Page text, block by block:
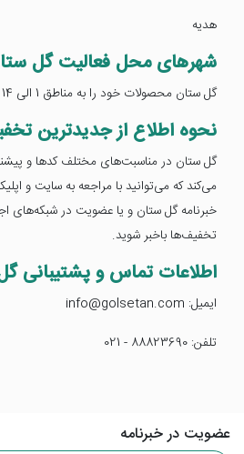
هدیه
شهرهای محل فعالیت گل
گل ستان محصولات خود را به مناطق 1 الی 14 شهر تهران ارسال می‌کند.
نحوه اطلاع از جدیدترین
گل ستان در مناسبت‌های مختلف کدها و
می‌کند که می‌توانید با مراجعه به سایت و
خبرنامه گل ستان و یا عضویت در شبکه‌های
تخفیف‌ها باخبر شوید.
اطلاعات تماس و پشتیبانی
ایمیل: info@golsetan.com
تلفن: 88823690 - 021
عضویت در خبرنامه